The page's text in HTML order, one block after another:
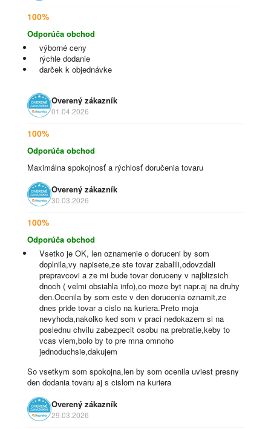
100%
Odporúča obchod
výborné ceny
rýchle dodanie
darček k objednávke
Overený zákazník
01.04.2026
100%
Odporúča obchod
Maximálna spokojnosť a rýchlosť doručenia tovaru
Overený zákazník
30.03.2026
100%
Odporúča obchod
Vsetko je OK, len oznamenie o doruceni by som
doplnila,vy napisete,ze ste tovar zabalili,odovzdali
prepravcovi a ze mi bude tovar doruceny v najblizsich
dnoch ( velmi obsiahla info),co moze byt napr.aj na druhy
den.Ocenila by som este v den dorucenia oznamit,ze
dnes pride tovar a cislo na kuriera.Preto moja
nevyhoda,nakolko ked som v praci nedokazem si na
poslednu chvilu zabezpecit osobu na prebratie,keby to
vcas viem,bolo by to pre mna omnoho
jednoduchsie,dakujem
So vsetkym som spokojna,len by som ocenila uviest presny
den dodania tovaru aj s cislom na kuriera
Overený zákazník
29.03.2026